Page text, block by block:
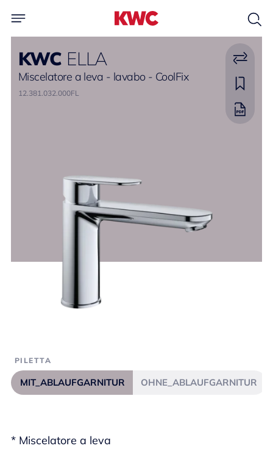
KWC ELLA
Miscelatore a leva - lavabo - CoolFix
12.381.032.000FL
* Miscelatore a leva
PILETTA
MIT_ABLAUFGARNITUR OHNE_ABLAUFGARNITUR